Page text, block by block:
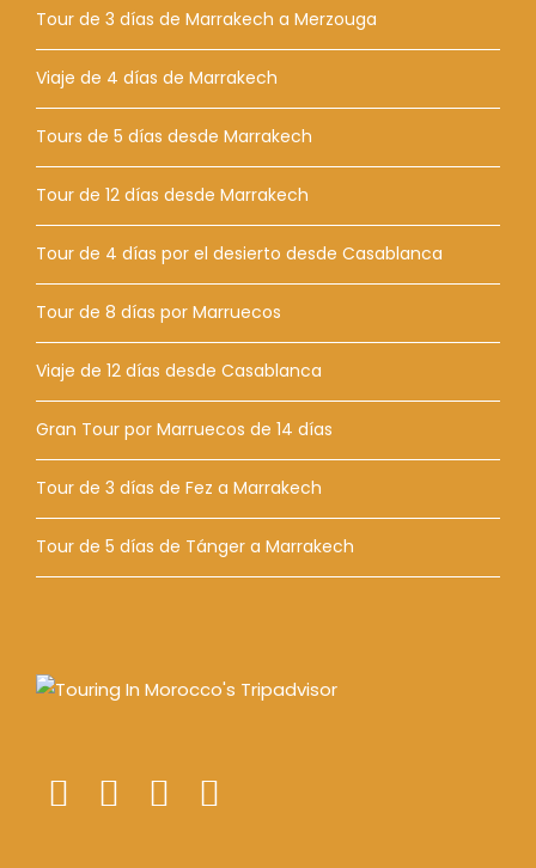
Tour de 3 días de Marrakech a Merzouga
Viaje de 4 días de Marrakech
Tours de 5 días desde Marrakech
Tour de 12 días desde Marrakech
Tour de 4 días por el desierto desde Casablanca
Tour de 8 días por Marruecos
Viaje de 12 días desde Casablanca
Gran Tour por Marruecos de 14 días
Tour de 3 días de Fez a Marrakech
Tour de 5 días de Tánger a Marrakech